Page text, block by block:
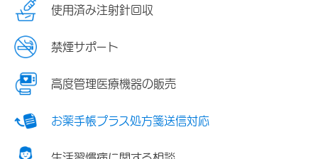
使用済み注射針回収
禁煙サポート
高度管理医療機器の販売
お薬手帳プラス処方箋送信対応